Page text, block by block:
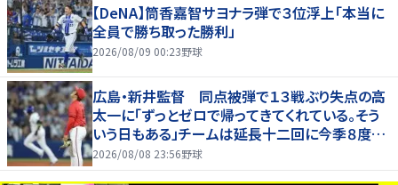
【DeNA】筒香嘉智サヨナラ弾で３位浮上「本当に
全員で勝ち取った勝利」
2026/08/09 00:23野球
広島・新井監督 同点被弾で１３戦ぶり失点の高
太一に「ずっとゼロで帰ってきてくれている。そう
いう日もある」チームは延長十二回に今季８度目
サヨナラ負け
2026/08/08 23:56野球